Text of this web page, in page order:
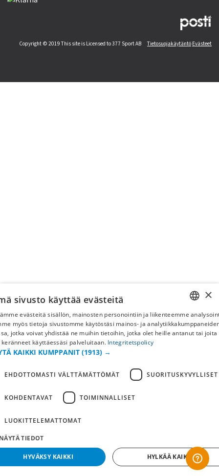
Copyright © 2019 This site is Licensed to 377 Sport AB Tietosuojakäytäntö Evästeet
FI
×
sivusto käyttää evästeitä
evästeitä sisällön, mainosten personointiin ja liikenteemme
myös tietoja sivustomme käytöstäsi mainos- ja
jotka voivat yhdistää ne muihin tietoihin, jotka olet heille antanut tai joita
keränneet käyttäessäsi palveluitaan. Integritetspolicy
KAIKKI KUMPPANIT (1913) →
EHDOTTOMASTI VÄLTTÄMÄTTÖMÄT SUORITUSKYVYLLISET
KOHDENTAVAT TOIMINNALLISET
LUOKITTELEMATTOMAT
TIEDOT
HYVÄKSY KAIKKI HYLKÄÄ KAIKKI